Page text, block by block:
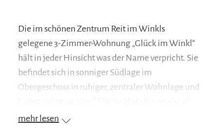
Die im schönen Zentrum Reit im Winkls
gelegene 3-Zimmer-Wohnung „Glück im Winkl“
hält in jeder Hinsicht was der Name verpricht. Sie
befindet sich in sonniger Südlage im
Obergeschoss in ruhiger, zentraler Wohnlage und
sechs Personen.
mehr lesen